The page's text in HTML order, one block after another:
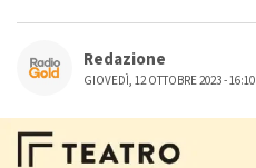
Redazione
GIOVEDÌ, 12 OTTOBRE 2023 - 16:10